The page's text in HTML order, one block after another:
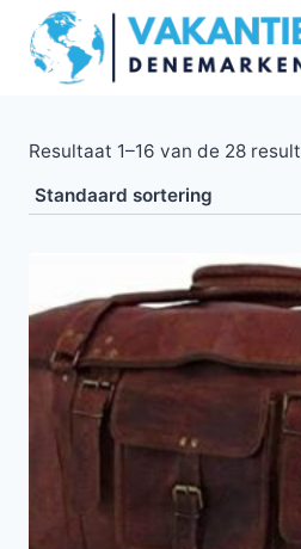
Doorgaan
naar
inhoud
Resultaat 1–16 van de 28